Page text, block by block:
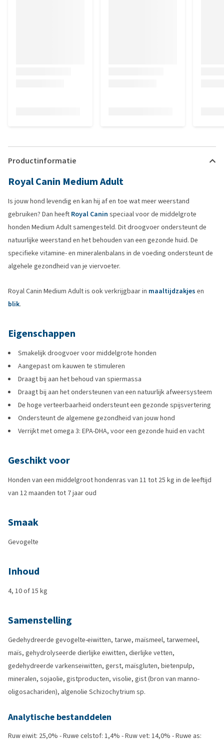
Productinformatie
Royal Canin Medium Adult
Is jouw hond levendig en kan hij af en toe wat meer weerstand
gebruiken? Dan heeft Royal Canin speciaal voor de middelgrote
honden Medium Adult samengesteld. Dit droogvoer ondersteunt de
natuurlijke weerstand en het behouden van een gezonde huid. De
specifieke vitamine- en mineralenbalans in de voeding ondersteunt de
algehele gezondheid van je viervoeter.
Royal Canin Medium Adult is ook verkrijgbaar in maaltijdzakjes en
blik.
Eigenschappen
Smakelijk droogvoer voor middelgrote honden
Aangepast om kauwen te stimuleren
Draagt bij aan het behoud van spiermassa
Draagt bij aan het ondersteunen van een natuurlijk afweersysteem
De hoge verteerbaarheid ondersteunt een gezonde spijsvertering
Ondersteunt de algemene gezondheid van jouw hond
Verrijkt met omega 3: EPA-DHA, voor een gezonde huid en vacht
Geschikt voor
Honden van een middelgroot hondenras van 11 tot 25 kg in de leeftijd
van 12 maanden tot 7 jaar oud
Smaak
Gevogelte
Inhoud
4, 10 of 15 kg
Samenstelling
Gedehydreerde gevogelte-eiwitten, tarwe, maïsmeel, tarwemeel,
maïs, gehydrolyseerde dierlijke eiwitten, dierlijke vetten,
gedehydreerde varkenseiwitten, gerst, maïsgluten, bietenpulp,
mineralen, sojaolie, gistproducten, visolie, gist (bron van manno-
oligosachariden), algenolie Schizochytrium sp.
Analytische bestanddelen
Ruw eiwit: 25,0% - Ruwe celstof: 1,4% - Ruw vet: 14,0% - Ruwe as: